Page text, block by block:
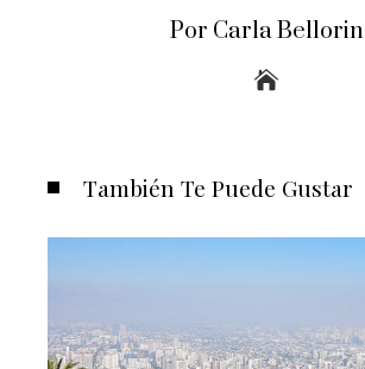
Por Carla Bellorin
También Te Puede Gustar